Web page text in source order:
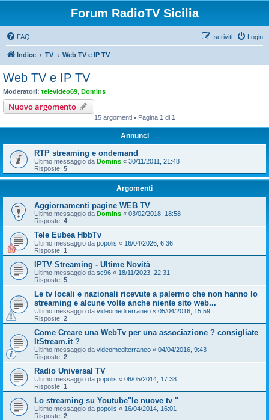
Forum RadioTV Sicilia
FAQ Login
Iscriviti
Indice TV Web TV e IP TV
Web TV e IP TV
Moderatori: televideo69 Domins
Nuovo argomento
15 argomenti • Pagina 1 di 1
Annunci
RTP streaming e ondemand
Ultimo messaggio da Domins « 30/11/2011, 21:48
Risposte: 5
Argomenti
Aggiornamenti pagine WEB TV
Ultimo messaggio da Domins « 03/02/2018, 18:58
Risposte: 4
Tele Eubea HbbTv
Ultimo messaggio da popolis « 16/04/2026, 6:36
Risposte: 1
IPTV Streaming - Ultime Novità
Ultimo messaggio da sc96 « 18/11/2023, 22:31
Risposte: 5
Le tv locali e nazionali ricevute a palermo che non hanno lo
streaming e alcune volte anche niente sito web...
Ultimo messaggio da videomediterraneo « 05/04/2016, 15:59
Risposte: 2
Come Creare una WebTv per una associazione ? consigliate
ItStream.it ?
Ultimo messaggio da videomediterraneo « 04/04/2016, 9:43
Risposte: 2
Radio Universal TV
Ultimo messaggio da popolis « 06/05/2014, 17:38
Risposte: 1
Lo streaming su Youtube"le nuove tv "
Ultimo messaggio da popolis « 16/04/2014, 16:01
Risposte: 2